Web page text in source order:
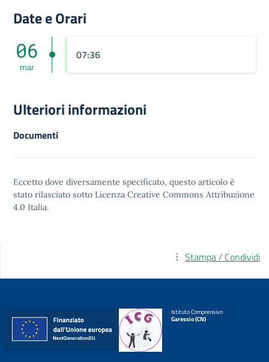
Date e Orari
06
mar
07:36
Ulteriori informazioni
Documenti
Eccetto dove diversamente specificato, questo articolo è
stato rilasciato sotto Licenza Creative Commons Attribuzione
4.0 Italia.
Stampa / Condividi
Istituto Comprensivo
Garessio (CN)